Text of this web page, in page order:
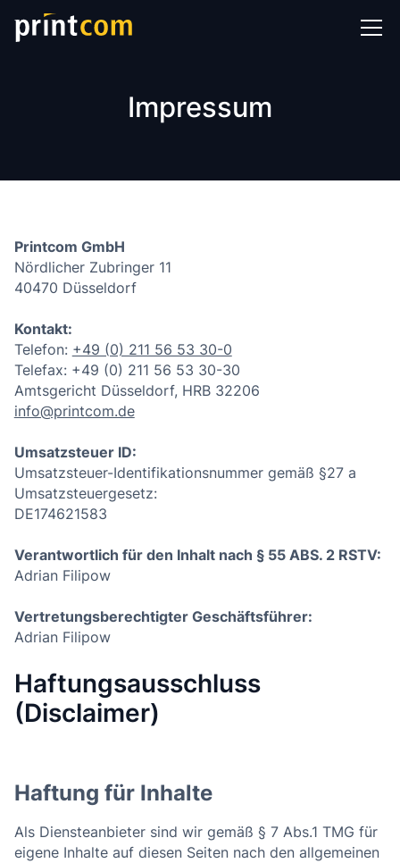
Impressum
Printcom GmbH
Nördlicher Zubringer 11
40470 Düsseldorf
Kontakt:
Telefon: +49 (0) 211 56 53 30-0
Telefax: +49 (0) 211 56 53 30-30
Amtsgericht Düsseldorf, HRB 32206
info@printcom.de
Umsatzsteuer ID:
Umsatzsteuer-Identifikationsnummer gemäß §27 a
Umsatzsteuergesetz:
DE174621583
Verantwortlich für den Inhalt nach § 55 ABS. 2 RSTV:
Adrian Filipow
Vertretungsberechtigter Geschäftsführer:
Adrian Filipow
Haftungsausschluss
(Disclaimer)
Haftung für Inhalte
Als Diensteanbieter sind wir gemäß § 7 Abs.1 TMG für
eigene Inhalte auf diesen Seiten nach den allgemeinen